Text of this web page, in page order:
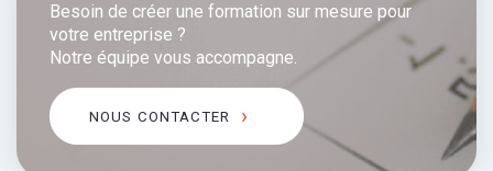
Besoin de créer une formation sur mesure pour
votre entreprise ?
Notre équipe vous accompagne.
NOUS CONTACTER